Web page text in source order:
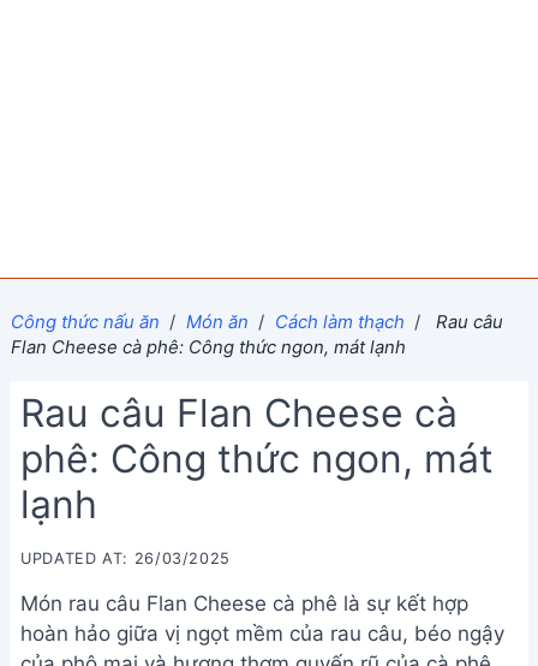
Công thức nấu ăn / Món ăn / Cách làm thạch /
Rau câu
Flan Cheese cà phê: Công thức ngon, mát lạnh
Rau câu Flan Cheese cà
phê: Công thức ngon, mát
lạnh
UPDATED AT: 26/03/2025
Món rau câu Flan Cheese cà phê là sự kết hợp
hoàn hảo giữa vị ngọt mềm của rau câu, béo ngậy